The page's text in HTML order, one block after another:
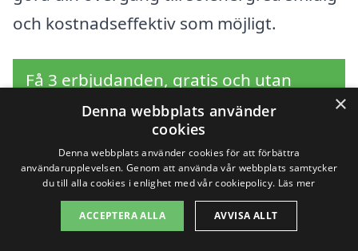
och kostnadseffektiv som möjligt.
Få 3 erbjudanden, gratis och utan
förpliktelser
Sök efter en
professionell för
×
Denna webbplats använder
cookies
Denna webbplats använder cookies för att förbättra
användarupplevelsen. Genom att använda vår webbplats samtycker
du till alla cookies i enlighet med vår cookiepolicy. Läs mer
ACCEPTERA ALLA AVVISA ALLT